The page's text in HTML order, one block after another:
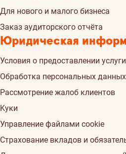
Для нового и малого бизнеса
Заказ аудиторского отчёта
Юридическая
Условия о предоставлении услуги
Обработка персональных данных
Рассмотрение жалоб клиентов
Kуки
Управление файлами cookie
Страхованиe вкладов и